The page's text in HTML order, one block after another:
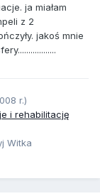
ja miałam
z 2
jakoś mnie
r.)
i rehabilitację
Witka